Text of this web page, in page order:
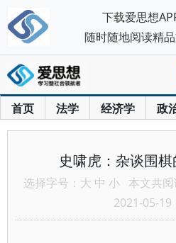
首页 法学 经济学 政
史啸虎：杂谈围
选择字号： 大 中 小 本文共阅
2021-05-19
下载爱思想
随时随地阅读精